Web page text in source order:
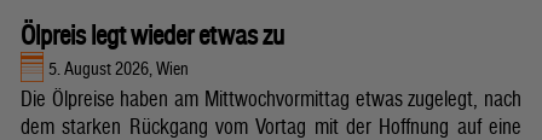
Ölpreis legt wieder etwas zu
5. August 2026, Wien
Die Ölpreise haben am Mittwochvormittag etwas zugelegt, nach
dem starken Rückgang vom Vortag mit der Hoffnung auf eine